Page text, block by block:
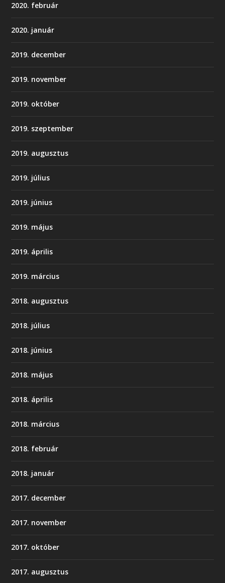
2020. február
2020. január
2019. december
2019. november
2019. október
2019. szeptember
2019. augusztus
2019. július
2019. június
2019. május
2019. április
2019. március
2018. augusztus
2018. július
2018. június
2018. május
2018. április
2018. március
2018. február
2018. január
2017. december
2017. november
2017. október
2017. augusztus